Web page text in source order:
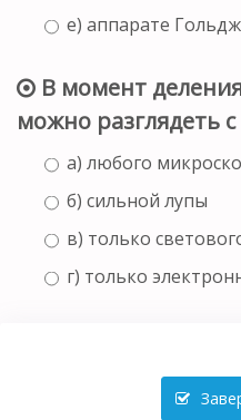
е) аппарате
В момент
можно разглядеть
а) любого
б) сильной лупы
в) только
г) только